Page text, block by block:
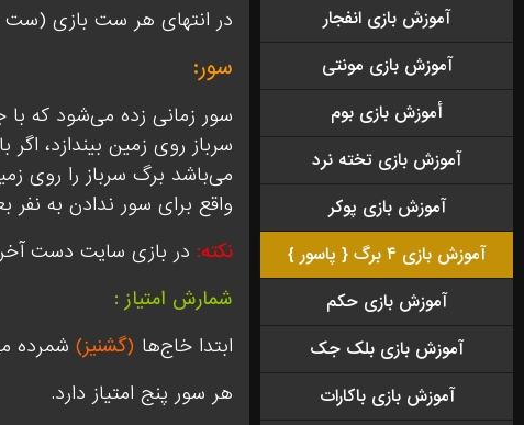
آموزش بازی انفجار
آموزش بازی مونتی
أموزش بازی بوم
آموزش بازی تخته نرد
آموزش بازی پوکر
آموزش بازی ۴ برگ { پاسور }
آموزش بازی حکم
آموزش بازی بلک جک
آموزش بازی باکارات
در انتهای هر ست بازی (ست
سور:
سور زمانی زده می‌شود که
سرباز روی زمین بیندازد،
می‌باشد برگ سرباز را روی
واقع برای سور ندادن به نفر
نکته: در بازی سایت دست آخر
شمارش امتیاز :
ابتدا خاج‌ها (گشنیز) شمرده
هر سور پنج امتیاز دارد.